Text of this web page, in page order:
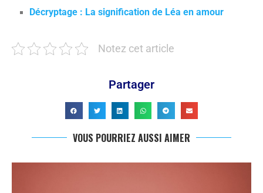
Décryptage : La signification de Léa en amour
Notez cet article
Partager
VOUS POURRIEZ AUSSI AIMER